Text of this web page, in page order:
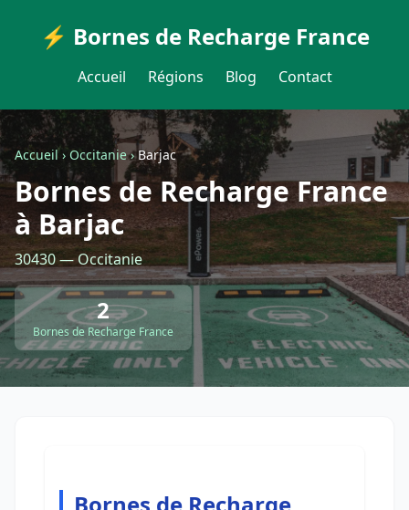
⚡ Bornes de Recharge France
Accueil Régions Blog Contact
Accueil›Occitanie›Barjac
Bornes de Recharge France
à Barjac
30430 — Occitanie
2
Bornes de Recharge France